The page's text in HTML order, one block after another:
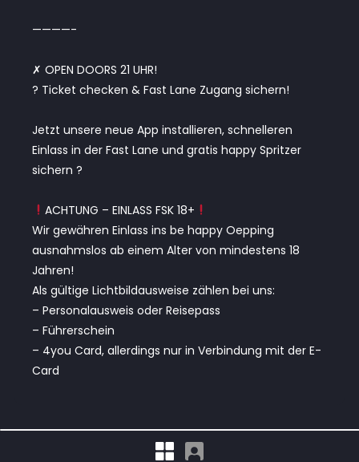
————-
✗ OPEN DOORS 21 UHR!
? Ticket checken & Fast Lane Zugang sichern!
Jetzt unsere neue App installieren, schnelleren
Einlass in der Fast Lane und gratis happy Spritzer
sichern ?
ACHTUNG – EINLASS FSK 18+
Wir gewähren Einlass ins be happy Oepping
ausnahmslos ab einem Alter von mindestens 18
Jahren!
Als gültige Lichtbildausweise zählen bei uns:
– Personalausweis oder Reisepass
– Führerschein
– 4you Card, allerdings nur in Verbindung mit der E-
Card